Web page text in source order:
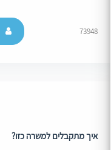
73948
איך מתקבלים למשרה כזו?